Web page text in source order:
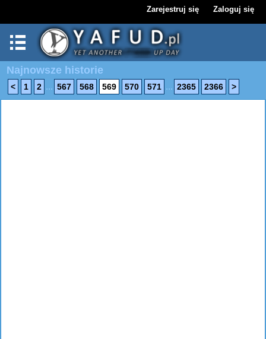
Zarejestruj się Zaloguj się
Najnowsze historie
< 1 2 ... 567 568 569 570 571 ... 2365 2366 >